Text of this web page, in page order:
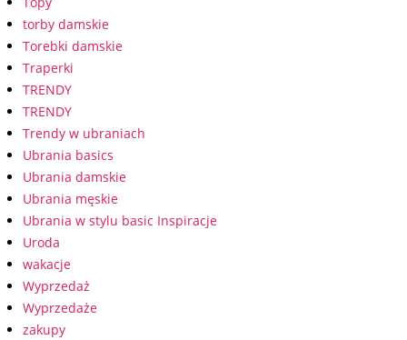
torby damskie
Torebki damskie
Traperki
TRENDY
TRENDY
Trendy w ubraniach
Ubrania basics
Ubrania damskie
Ubrania męskie
Ubrania w stylu basic Inspiracje
Uroda
wakacje
Wyprzedaż
Wyprzedaże
zakupy